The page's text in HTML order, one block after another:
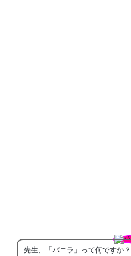
先生、「バニラ」って何ですか？